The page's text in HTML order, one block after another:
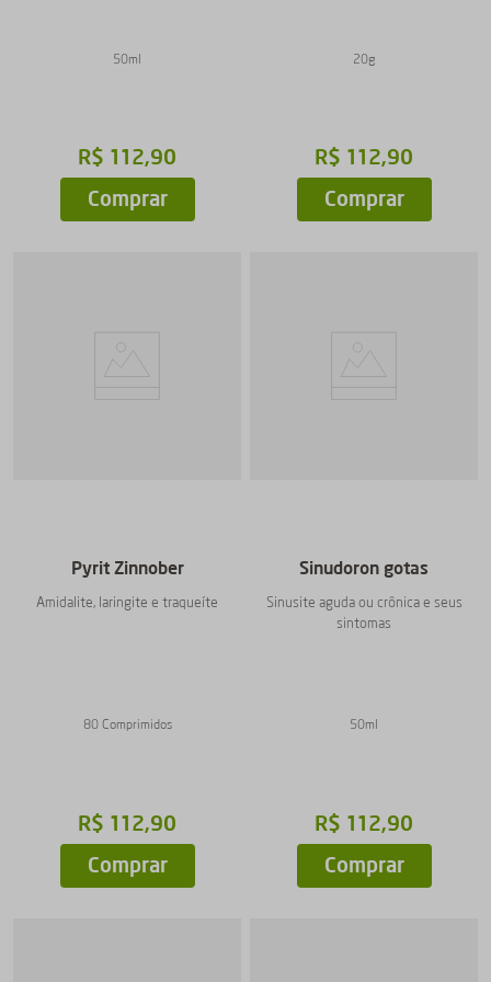
50ml
R$ 112,90
Comprar
20g
R$ 112,90
Comprar
Pyrit Zinnober
Amidalite, laringite e traqueíte
80 Comprimidos
R$ 112,90
Comprar
Sinudoron gotas
Sinusite aguda ou crônica e seus
sintomas
50ml
R$ 112,90
Comprar